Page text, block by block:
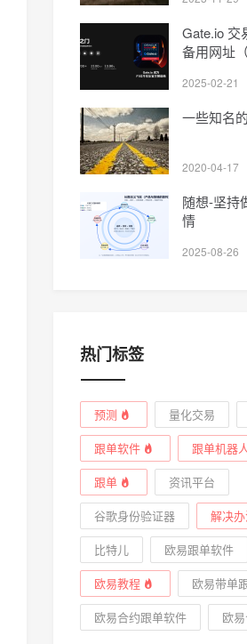
Gate.io 交
备用网址
2025-02-21
一些知名
2020-04-17
随想-坚持
情
2025-08-26
热门标签
预测 量化交易
跟单软件
跟单机器
跟单
资讯平台
谷歌身份验证器
解决
比特儿
欧易跟单软件
欧易教程
欧易带单
欧易合约跟单软件
欧